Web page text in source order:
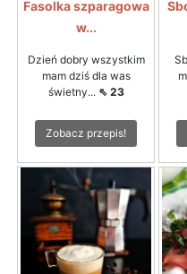
Fasolka szparagowa
w...
Dzień dobry wszystkim
mam dziś dla was
świetny... ⇖ 23
Zobacz przepis!